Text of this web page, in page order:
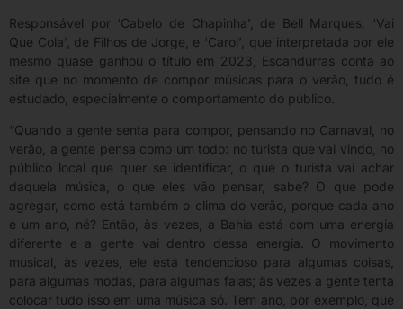
Responsável por ‘Cabelo de Chapinha’, de Bell Marques, ‘Vai
Que Cola’, de Filhos de Jorge, e ‘Carol’, que interpretada por ele
mesmo quase ganhou o título em 2023, Escandurras conta ao
site que no momento de compor músicas para o verão, tudo é
estudado, especialmente o comportamento do público.
“Quando a gente senta para compor, pensando no Carnaval, no
verão, a gente pensa como um todo: no turista que vai vindo, no
público local que quer se identificar, o que o turista vai achar
daquela música, o que eles vão pensar, sabe? O que pode
agregar, como está também o clima do verão, porque cada ano
é um ano, né? Então, às vezes, a Bahia está com uma energia
diferente e a gente vai dentro dessa energia. O movimento
musical, às vezes, ele está tendencioso para algumas coisas,
para algumas modas, para algumas falas; às vezes a gente tenta
colocar tudo isso em uma música só. Tem ano, por exemplo, que